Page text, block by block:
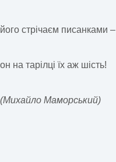
його стрічаєм писанками –
он на тарілці їх аж шість!
(Михайло Маморський)